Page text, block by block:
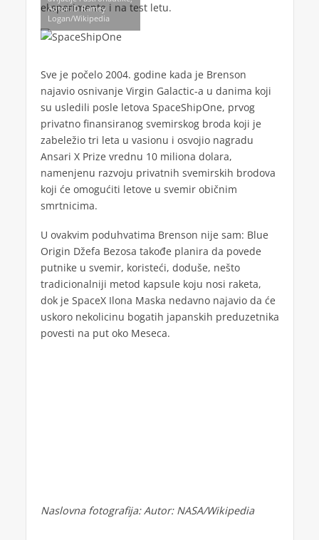
eksperimente i na test letu.
Autor: D Ramey
Logan/Wikipedia
Sve je počelo 2004. godine kada je Brenson
najavio osnivanje Virgin Galactic-a u danima koji
su usledili posle letova SpaceShipOne, prvog
privatno finansiranog svemirskog broda koji je
zabeležio tri leta u vasionu i osvojio nagradu
Ansari X Prize vrednu 10 miliona dolara,
namenjenu razvoju privatnih svemirskih brodova
koji će omogućiti letove u svemir običnim
smrtnicima.
U ovakvim poduhvatima Brenson nije sam: Blue
Origin Džefa Bezosa takođe planira da povede
putnike u svemir, koristeći, doduše, nešto
tradicionalniji metod kapsule koju nosi raketa,
dok je SpaceX Ilona Maska nedavno najavio da će
uskoro nekolicinu bogatih japanskih preduzetnika
povesti na put oko Meseca.
Naslovna fotografija: Autor: NASA/Wikipedia